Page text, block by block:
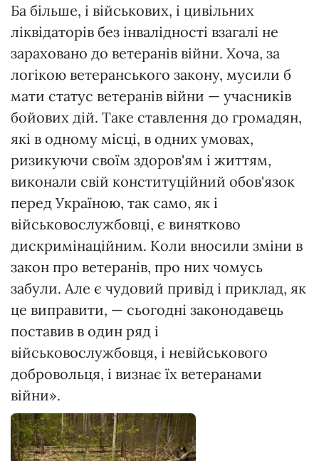
Ба більше, і військових, і цивільних
ліквідаторів без інвалідності взагалі не
зараховано до ветеранів війни. Хоча, за
логікою ветеранського закону, мусили б
мати статус ветеранів війни — учасників
бойових дій. Таке ставлення до громадян,
які в одному місці, в одних умовах,
ризикуючи своїм здоров'ям і життям,
виконали свій конституційний обов'язок
перед Україною, так само, як і
військовослужбовці, є винятково
дискримінаційним. Коли вносили зміни в
закон про ветеранів, про них чомусь
забули. Але є чудовий привід і приклад, як
це виправити, — сьогодні законодавець
поставив в один ряд і
військовослужбовця, і невійськового
добровольця, і визнає їх ветеранами
війни».